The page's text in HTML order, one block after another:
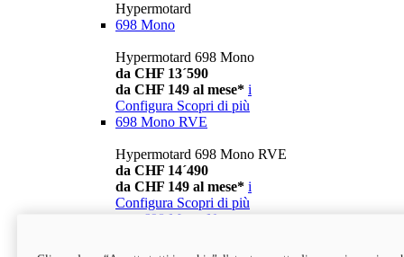
Hypermotard
698 Mono
Hypermotard 698 Mono
da CHF 13´590
da CHF 149 al mese* i
Configura Scopri di più
698 Mono RVE
Hypermotard 698 Mono RVE
da CHF 14´490
da CHF 149 al mese* i
Configura Scopri di più
698 Mono Nera
Hypermotard 698 Mono Nera